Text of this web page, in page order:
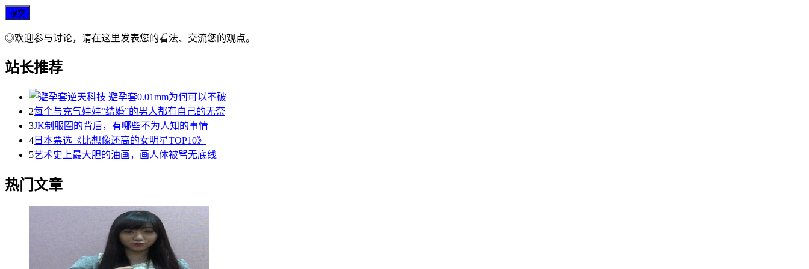
◎欢迎参与讨论，请在这里发表您的看法、交流您的观点。
站长推荐
2每个与充气娃娃“结婚”的男人都有自己的无奈
3JK制服圈的背后，有哪些不为人知的事情
4 日本票选《比想像还高的女明星TOP10》
5艺术史上最大胆的油画，画人体被骂无底线
热门文章